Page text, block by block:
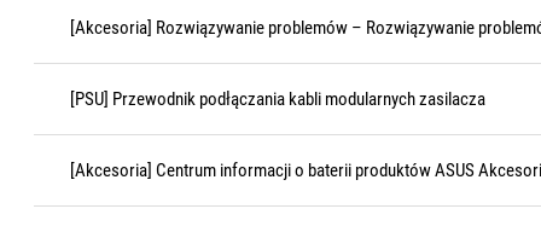
[Akcesoria] Rozwiązywanie problemów – Rozwiązywanie
[PSU] Przewodnik podłączania kabli modularnych zasilacza
[Akcesoria] Centrum informacji o baterii produktów ASUS